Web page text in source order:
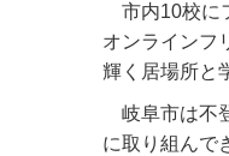
市内10校に
オンラインフ
輝く居場所と
岐阜市は不
に取り組んで